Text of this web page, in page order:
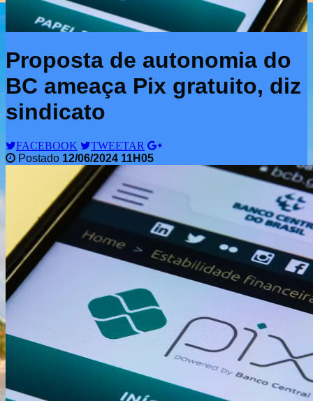
Proposta de autonomia do
BC ameaça Pix gratuito, diz
sindicato
FACEBOOK
TWEETAR
Postado 12/06/2024 11H05